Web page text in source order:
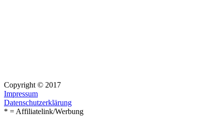
Copyright © 2017
Impressum
Datenschutzerklärung
* = Affiliatelink/Werbung